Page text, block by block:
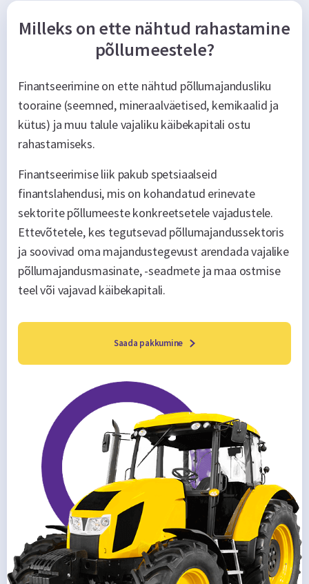
Milleks on ette nähtud rahastamine
põllumeestele?
Finantseerimine on ette nähtud põllumajandusliku
tooraine (seemned, mineraalväetised, kemikaalid ja
kütus) ja muu talule vajaliku käibekapitali ostu
rahastamiseks.
Finantseerimise liik pakub spetsiaalseid
finantslahendusi, mis on kohandatud erinevate
sektorite põllumeeste konkreetsetele vajadustele.
Ettevõtetele, kes tegutsevad põllumajandussektoris
ja soovivad oma majandustegevust arendada vajalike
põllumajandusmasinate, -seadmete ja maa ostmise
teel või vajavad käibekapitali.
Saada pakkumine